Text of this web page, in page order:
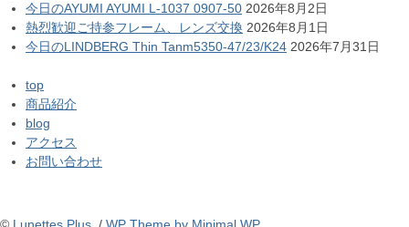
今日のAYUMI AYUMI L-1037 0907-50 2026年8月2日
熱烈歓迎ご持参フレーム、レンズ交換 2026年8月1日
今日のLINDBERG Thin Tanm5350-47/23/K24 2026年7月31日
top
商品紹介
blog
アクセス
お問い合わせ